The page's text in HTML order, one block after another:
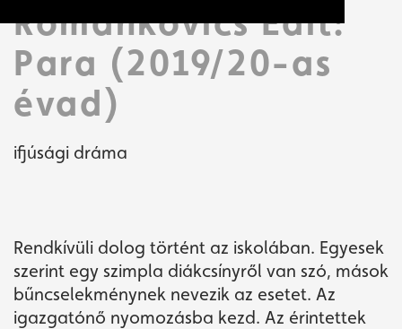
Romankovics Edit:
Para (2019/20-as
évad)
ifjúsági dráma
Rendkívüli dolog történt az iskolában. Egyesek
szerint egy szimpla diákcsínyről van szó, mások
bűncselekménynek nevezik az esetet. Az
igazgatónő nyomozásba kezd. Az érintettek